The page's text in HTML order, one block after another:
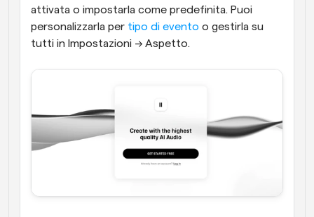
attivata o impostarla come predefinita. Puoi
personalizzarla per tipo di evento o gestirla su
tutti in Impostazioni → Aspetto.